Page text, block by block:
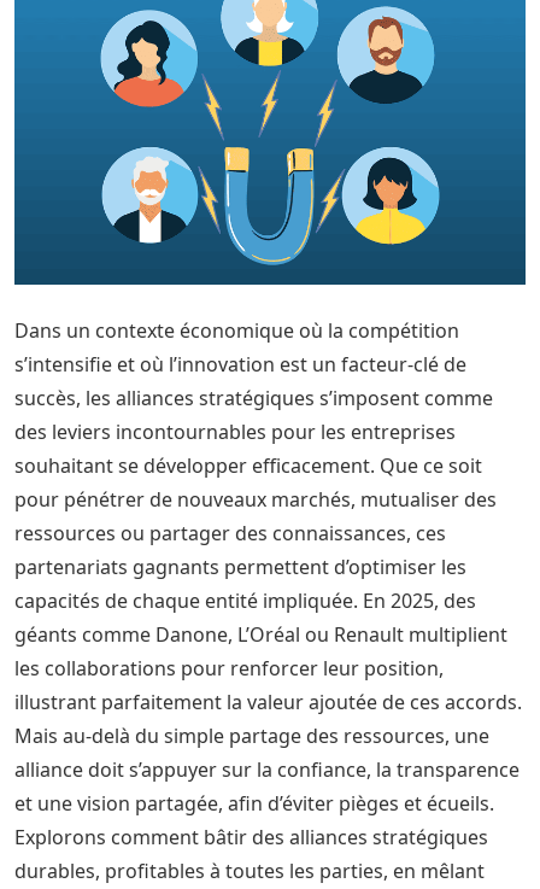
Dans un contexte économique où la compétition
s’intensifie et où l’innovation est un facteur-clé de
succès, les alliances stratégiques s’imposent comme
des leviers incontournables pour les entreprises
souhaitant se développer efficacement. Que ce soit
pour pénétrer de nouveaux marchés, mutualiser des
ressources ou partager des connaissances, ces
partenariats gagnants permettent d’optimiser les
capacités de chaque entité impliquée. En 2025, des
géants comme Danone, L’Oréal ou Renault multiplient
les collaborations pour renforcer leur position,
illustrant parfaitement la valeur ajoutée de ces accords.
Mais au-delà du simple partage des ressources, une
alliance doit s’appuyer sur la confiance, la transparence
et une vision partagée, afin d’éviter pièges et écueils.
Explorons comment bâtir des alliances stratégiques
durables, profitables à toutes les parties, en mêlant